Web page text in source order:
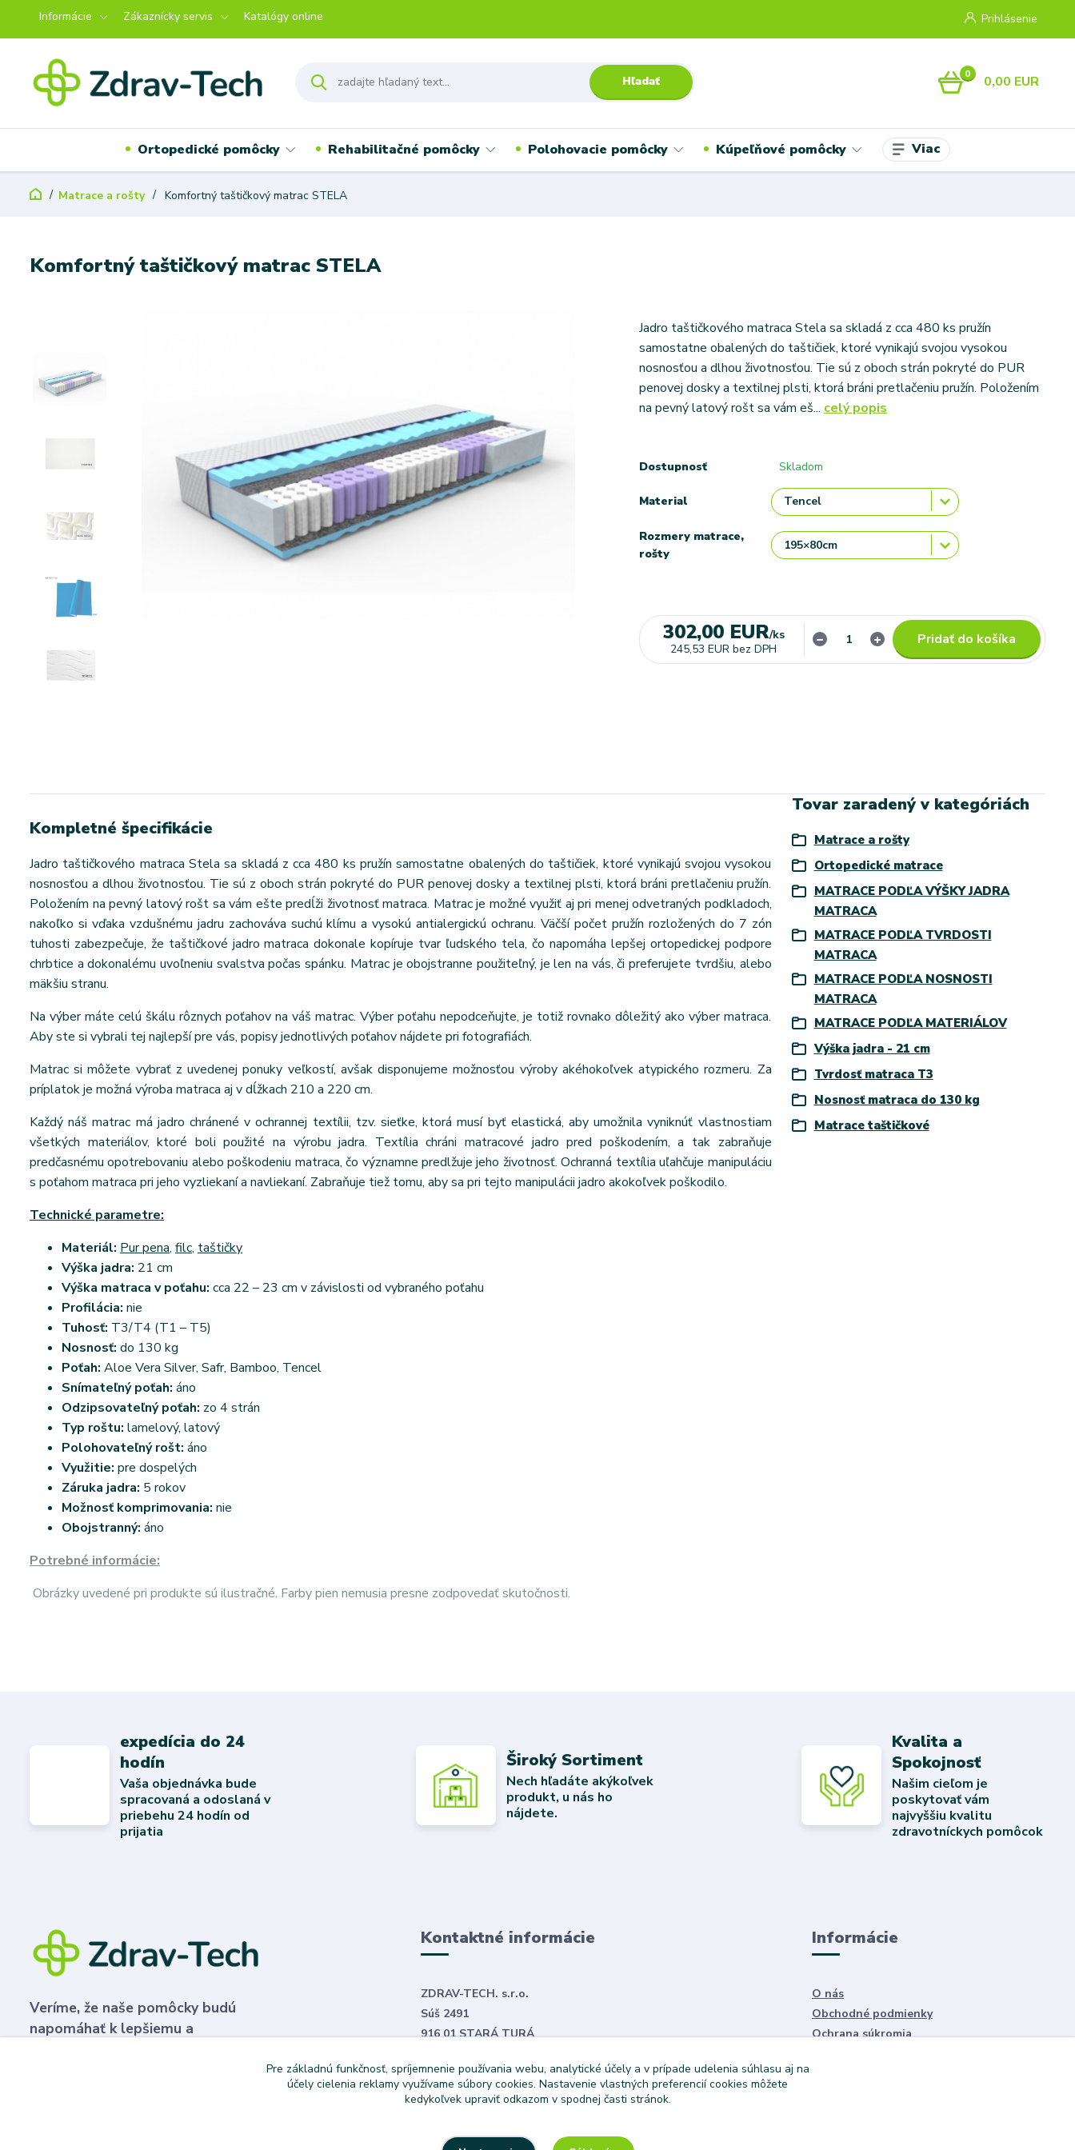
Informácie Zákaznícky servis Katalógy online Prihlásenie
Hľadať 0 0,00 EUR
Ortopedické pomôcky Rehabilitačné pomôcky Polohovacie pomôcky Kúpeľňové pomôcky Viac
Matrace a rošty Komfortný taštičkový matrac STELA
Komfortný taštičkový matrac STELA
Jadro taštičkového matraca Stela sa skladá z cca 480 ks pružín
samostatne obalených do taštičiek, ktoré vynikajú svojou vysokou
nosnosťou a dlhou životnosťou. Tie sú z oboch strán pokryté do PUR
penovej dosky a textilnej plsti, ktorá bráni pretlačeniu pružín. Položením
na pevný latový rošt sa vám eš... celý popis
Dostupnosť Skladom
Material
Rozmery matrace,
rošty
302,00 EUR/ks
245,53 EUR bez DPH
Pridať do košíka
Kompletné špecifikácie
Jadro taštičkového matraca Stela sa skladá z cca 480 ks pružín samostatne obalených do taštičiek, ktoré vynikajú svojou vysokou
nosnosťou a dlhou životnosťou. Tie sú z oboch strán pokryté do PUR penovej dosky a textilnej plsti, ktorá bráni pretlačeniu pružín.
Položením na pevný latový rošt sa vám ešte predĺži životnosť matraca. Matrac je možné využiť aj pri menej odvetraných podkladoch,
nakoľko si vďaka vzdušnému jadru zachováva suchú klímu a vysokú antialergickú ochranu. Väčší počet pružín rozložených do 7 zón
tuhosti zabezpečuje, že taštičkové jadro matraca dokonale kopíruje tvar ľudského tela, čo napomáha lepšej ortopedickej podpore
chrbtice a dokonalému uvoľneniu svalstva počas spánku. Matrac je obojstranne použiteľný, je len na vás, či preferujete tvrdšiu, alebo
mäkšiu stranu.
Na výber máte celú škálu rôznych poťahov na váš matrac. Výber poťahu nepodceňujte, je totiž rovnako dôležitý ako výber matraca.
Aby ste si vybrali tej najlepší pre vás, popisy jednotlivých poťahov nájdete pri fotografiách.
Matrac si môžete vybrať z uvedenej ponuky veľkostí, avšak disponujeme možnosťou výroby akéhokoľvek atypického rozmeru. Za
príplatok je možná výroba matraca aj v dĺžkach 210 a 220 cm.
Každý náš matrac má jadro chránené v ochrannej textílii, tzv. sieťke, ktorá musí byť elastická, aby umožnila vyniknúť vlastnostiam
všetkých materiálov, ktoré boli použité na výrobu jadra. Textília chráni matracové jadro pred poškodením, a tak zabraňuje
predčasnému opotrebovaniu alebo poškodeniu matraca, čo významne predlžuje jeho životnosť. Ochranná textília uľahčuje manipuláciu
s poťahom matraca pri jeho vyzliekaní a navliekaní. Zabraňuje tiež tomu, aby sa pri tejto manipulácii jadro akokoľvek poškodilo.
Technické parametre:
Materiál: Pur pena, filc, taštičky
Výška jadra: 21 cm
Výška matraca v poťahu: cca 22 – 23 cm v závislosti od vybraného poťahu
Profilácia: nie
Tuhosť: T3/T4 (T1 – T5)
Nosnosť: do 130 kg
Poťah: Aloe Vera Silver, Safr, Bamboo, Tencel
Snímateľný poťah: áno
Odzipsovateľný poťah: zo 4 strán
Typ roštu: lamelový, latový
Polohovateľný rošt: áno
Využitie: pre dospelých
Záruka jadra: 5 rokov
Možnosť komprimovania: nie
Obojstranný: áno
Potrebné informácie:
Obrázky uvedené pri produkte sú ilustračné. Farby pien nemusia presne zodpovedať skutočnosti.
Tovar zaradený v kategóriách
Matrace a rošty
Ortopedické matrace
MATRACE PODĽA VÝŠKY JADRA
MATRACA
MATRACE PODĽA TVRDOSTI
MATRACA
MATRACE PODĽA NOSNOSTI
MATRACA
MATRACE PODĽA MATERIÁLOV
Výška jadra - 21 cm
Tvrdosť matraca T3
Nosnosť matraca do 130 kg
Matrace taštičkové
expedícia do 24
hodín
Vaša objednávka bude
spracovaná a odoslaná v
priebehu 24 hodín od
prijatia
Široký Sortiment
Nech hľadáte akýkoľvek
produkt, u nás ho
nájdete.
Kvalita a
Spokojnosť
Našim cieľom je
poskytovať vám
najvyššiu kvalitu
zdravotníckych pomôcok
Veríme, že naše pomôcky budú
napomáhať k lepšiemu a
Kontaktné informácie
ZDRAV-TECH. s.r.o.
Súš 2491
916 01 STARÁ TURÁ
Tel. č. +421 907 999 531
Informácie
O nás
Obchodné podmienky
Ochrana súkromia
Pre základnú funkčnosť, spríjemnenie používania webu, analytické účely a v prípade udelenia súhlasu aj na
účely cielenia reklamy využívame súbory cookies. Nastavenie vlastných preferencií cookies môžete
kedykoľvek upraviť odkazom v spodnej časti stránok.